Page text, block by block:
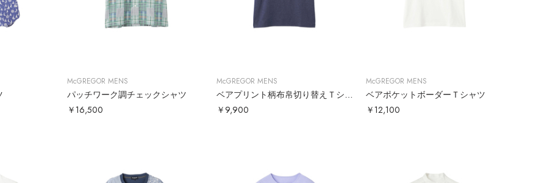
McGREGOR MENS
パッチワーク調チェックシャツ
￥16,500
McGREGOR MENS
￥9,900
McGREGOR MENS
ベアポケットボーダーＴシャツ
￥12,100